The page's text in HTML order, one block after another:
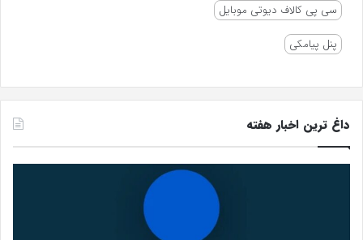
سی پی کالاف دیوتی موبایل
پنل پیامکی
داغ ترین اخبار هفته